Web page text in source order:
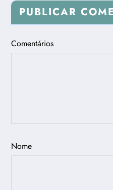
PUBLICAR
Comentários
Nome